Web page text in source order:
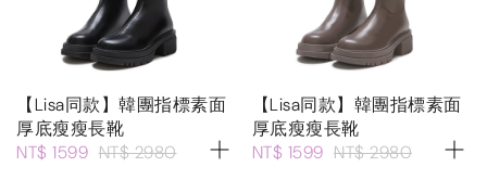
【Lisa同款】韓團指標素面
厚底瘦瘦長靴
NT$ 1599 NT$ 2980
【Lisa同款】韓團指標素面
厚底瘦瘦長靴
NT$ 1599 NT$ 2980